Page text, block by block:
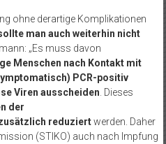
ohne derartige Komplikationen
man auch weiterhin nicht
„Es muss davon
Menschen nach Kontakt mit
PCR-positiv
Viren ausscheiden . Dieses
der
reduziertwerden. Daher
(STIKO) auch nach Impfung